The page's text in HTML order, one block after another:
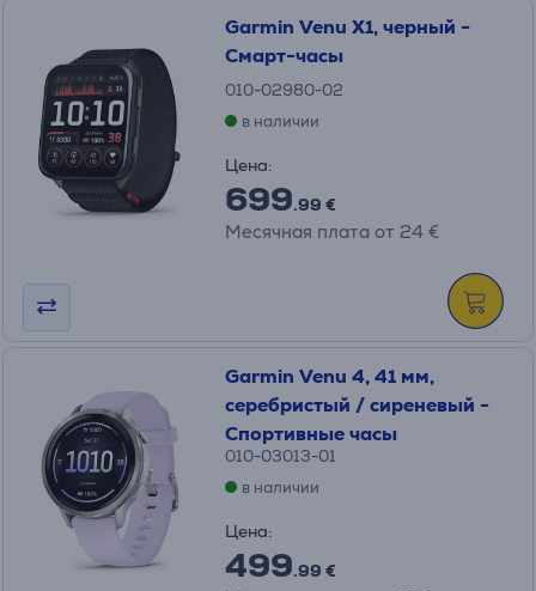
Garmin Venu X1, черный -
Смарт-часы
010-02980-02
в наличии
Цена:
699.99 €
Месячная плата от 24 €
Garmin Venu 4, 41 мм,
серебристый / сиреневый -
Спортивные часы
010-03013-01
в наличии
Цена:
499.99 €